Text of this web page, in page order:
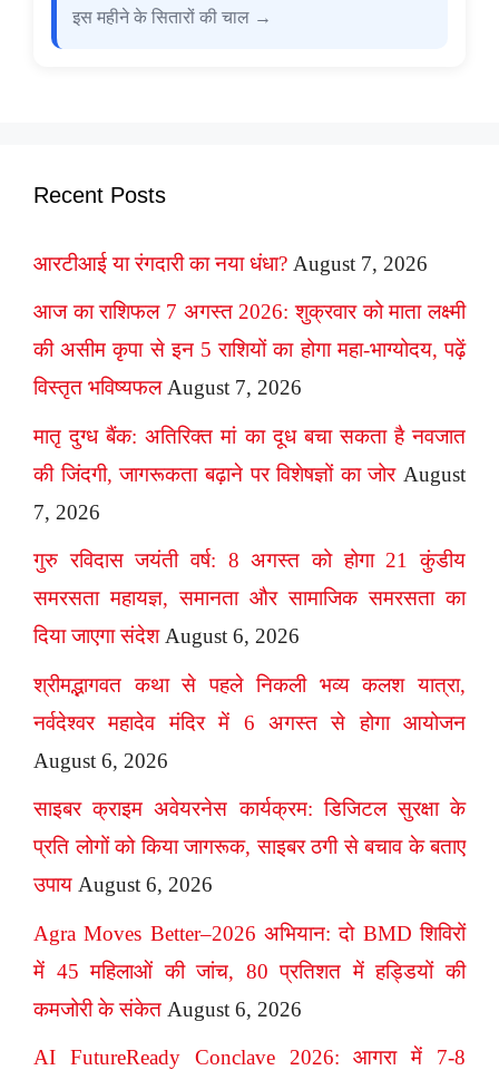
इस महीने के सितारों की चाल →
Recent Posts
आरटीआई या रंगदारी का नया धंधा? August 7, 2026
आज का राशिफल 7 अगस्त 2026: शुक्रवार को माता लक्ष्मी
की असीम कृपा से इन 5 राशियों का होगा महा-भाग्योदय, पढ़ें
विस्तृत भविष्यफल August 7, 2026
मातृ दुग्ध बैंक: अतिरिक्त मां का दूध बचा सकता है नवजात
की जिंदगी, जागरूकता बढ़ाने पर विशेषज्ञों का जोर August
7, 2026
गुरु रविदास जयंती वर्ष: 8 अगस्त को होगा 21 कुंडीय
समरसता महायज्ञ, समानता और सामाजिक समरसता का
दिया जाएगा संदेश August 6, 2026
श्रीमद्भागवत कथा से पहले निकली भव्य कलश यात्रा,
नर्वदेश्वर महादेव मंदिर में 6 अगस्त से होगा आयोजन
August 6, 2026
साइबर क्राइम अवेयरनेस कार्यक्रम: डिजिटल सुरक्षा के
प्रति लोगों को किया जागरूक, साइबर ठगी से बचाव के बताए
उपाय August 6, 2026
Agra Moves Better–2026 अभियान: दो BMD शिविरों
में 45 महिलाओं की जांच, 80 प्रतिशत में हड्डियों की
कमजोरी के संकेत August 6, 2026
AI FutureReady Conclave 2026: आगरा में 7-8